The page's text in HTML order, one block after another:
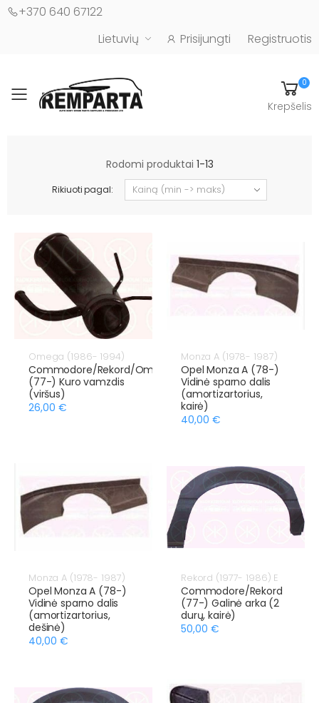
+370 640 67122
Lietuvių
Prisijungti Registruotis
Toggle mobile menu
0
Krepšelis
Rodomi produktai 1-13
Rikiuoti pagal:
Omega (1986- 1994)
Commodore/Rekord/Omega
(77-) Kuro vamzdis
(viršus)
26,00 €
Monza A (1978- 1987)
Opel Monza A (78-)
Vidinė sparno dalis
(amortizartorius,
kairė)
40,00 €
Monza A (1978- 1987)
Opel Monza A (78-)
Vidinė sparno dalis
(amortizartorius,
dešinė)
40,00 €
Rekord (1977- 1986) E
Commodore/Rekord
(77-) Galinė arka (2
durų, kairė)
50,00 €